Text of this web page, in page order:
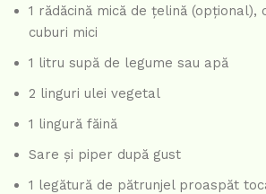
1 rădăcină mică de țelină (opțional),
cuburi mici
1 litru supă de legume sau apă
2 linguri ulei vegetal
1 lingură făină
Sare și piper după gust
1 legătură de pătrunjel proaspăt